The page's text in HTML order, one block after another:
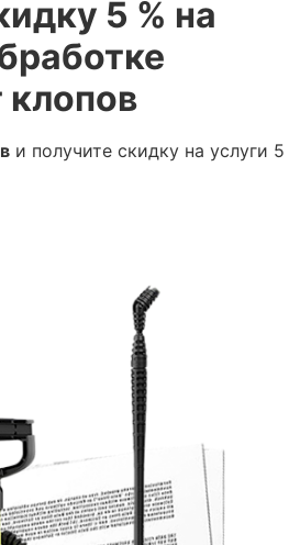
и другие зоны риска.
метод обработки.
укрытия и перемещения
уделяется спальному месту,
обработки
кровать, диван, матрас,
плинтусы, щели и розетки.
яйца, личинки, следы
и места перемещения
распыление, холодный
горячий туман или
5 % на
и получите скидку на услуги 5